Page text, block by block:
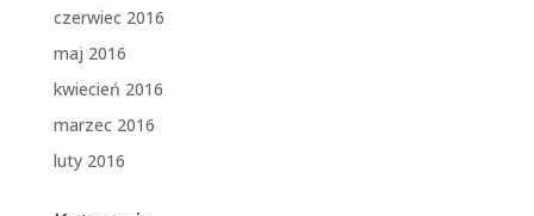
czerwiec 2016
maj 2016
kwiecień 2016
marzec 2016
luty 2016